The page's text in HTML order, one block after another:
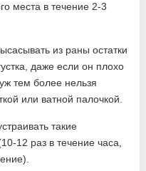
места в течение 2-3
из раны остатки
даже если он плохо
тем более нельзя
или ватной палочкой.
такие
12 раз в течение часа,